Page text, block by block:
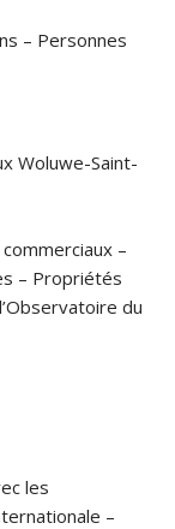
– Personnes
Woluwe-Saint-
–
– Propriétés
du
les
–